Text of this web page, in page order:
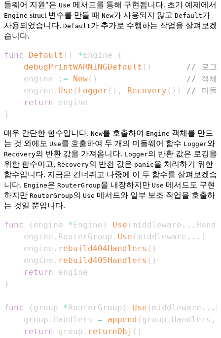
들웨어 지원"은 Use 메서드를 통해 구현됩니다. 초기 예제에서
Engine struct 변수를 만들 때 New가 사용되지 않고 Default가
사용되었습니다. Default가 추가로 수행하는 작업을 살펴보겠
습니다.
func Default ( ) * Engine
{
debugPrintWARNINGDefault ( )
// 로그
    engine
:= New( )
// 객체
    engine
. Use ( Logger ( ) , Recovery ( ) )
// 미들
return
}
매우 간단한 함수입니다. New를 호출하여 Engine 객체를 만드
는 것 외에도 Use를 호출하여 두 개의 미들웨어 함수 Logger와
Recovery의 반환 값을 가져옵니다. Logger의 반환 값은 로깅을
위한 함수이고, Recovery의 반환 값은 panic을 처리하기 위한
함수입니다. 지금은 건너뛰고 나중에 이 두 함수를 살펴보겠습
니다. Engine은 RouterGroup을 내장하지만 Use 메서드도 구현
하지만 RouterGroup의 Use 메서드와 일부 보조 작업을 호출하
는 것일 뿐입니다.
func ( engine * Engine ) Use ( middleware ...
    engine
. RouterGroup . Use ( middleware ... )
    engine
. rebuild404Handlers ( )
    engine
. rebuild405Handlers ( )
return
}
func ( group * RouterGroup ) Use ( middleware ...
    group
. Handlers = append ( group . Handlers ,
return
group . returnObj ( )